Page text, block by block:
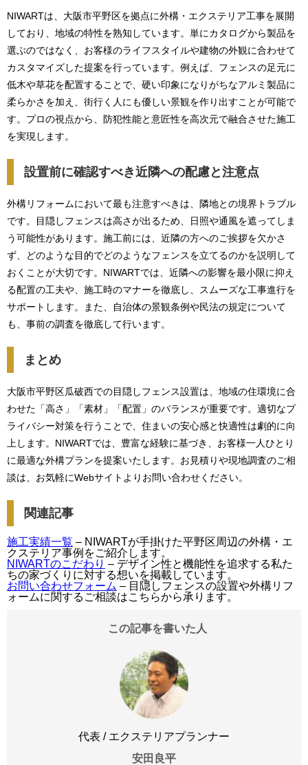
NIWARTは、大阪市平野区を拠点に外構・エクステリア工事を展開
しており、地域の特性を熟知しています。単にカタログから製品を
選ぶのではなく、お客様のライフスタイルや建物の外観に合わせて
カスタマイズした提案を行っています。例えば、フェンスの足元に
低木や草花を配置することで、硬い印象になりがちなアルミ製品に
柔らかさを加え、街行く人にも優しい景観を作り出すことが可能で
す。プロの視点から、防犯性能と意匠性を高次元で融合させた施工
を実現します。
設置前に確認すべき近隣への配慮と注意点
外構リフォームにおいて最も注意すべきは、隣地との境界トラブル
です。目隠しフェンスは高さが出るため、日照や通風を遮ってしま
う可能性があります。施工前には、近隣の方へのご挨拶を欠かさ
ず、どのような目的でどのようなフェンスを立てるのかを説明して
おくことが大切です。NIWARTでは、近隣への影響を最小限に抑え
る配置の工夫や、施工時のマナーを徹底し、スムーズな工事進行を
サポートします。また、自治体の景観条例や民法の規定について
も、事前の調査を徹底して行います。
まとめ
大阪市平野区瓜破西での目隠しフェンス設置は、地域の住環境に合
わせた「高さ」「素材」「配置」のバランスが重要です。適切なプ
ライバシー対策を行うことで、住まいの安心感と快適性は劇的に向
上します。NIWARTでは、豊富な経験に基づき、お客様一人ひとり
に最適な外構プランを提案いたします。お見積りや現地調査のご相
談は、お気軽にWebサイトよりお問い合わせください。
関連記事
施工実績一覧 – NIWARTが手掛けた平野区周辺の外構・エ
クステリア事例をご紹介します。
NIWARTのこだわり – デザイン性と機能性を追求する私た
ちの家づくりに対する想いを掲載しています。
お問い合わせフォーム – 目隠しフェンスの設置や外構リフ
ォームに関するご相談はこちらから承ります。
この記事を書いた人
代表 / エクステリアプランナー
安田良平